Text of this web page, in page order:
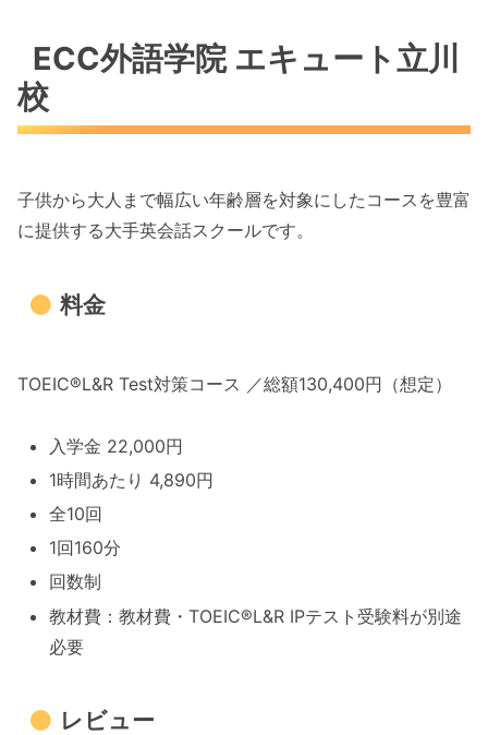
ECC外語学院 エキュート立川
校
子供から大人まで幅広い年齢層を対象にしたコースを豊富
に提供する大手英会話スクールです。
料金
TOEIC®L&R Test対策コース ／総額130,400円（想定）
入学金 22,000円
1時間あたり 4,890円
全10回
1回160分
回数制
教材費：教材費・TOEIC®L&R IPテスト受験料が別途
必要
レビュー